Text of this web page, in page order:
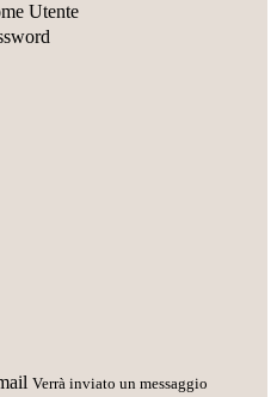
Utente
Verrà inviato un messaggio